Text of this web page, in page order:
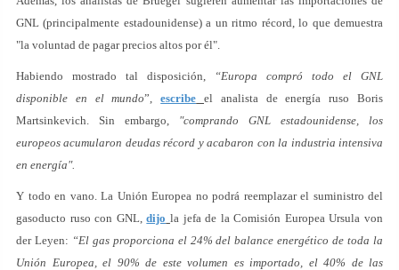
GNL (principalmente estadounidense) a un ritmo récord, lo que demuestra
"la voluntad de pagar precios altos por él".
Habiendo mostrado tal disposición,
“Europa compró todo el GNL
disponible en el mundo”,escribe
el analista de energía ruso Boris
Martsinkevich. Sin embargo, "comprando GNL estadounidense, los
europeos acumularon deudas récord y acabaron con la industria intensiva
en energía".
Y todo en vano. La Unión Europea no podrá reemplazar el suministro del
gasoducto ruso con GNL,dijo la jefa de la Comisión Europea Ursula von
der Leyen: “El gas proporciona el 24% del balance energético de toda la
Unión Europea, el 90% de este volumen es importado, el 40% de las